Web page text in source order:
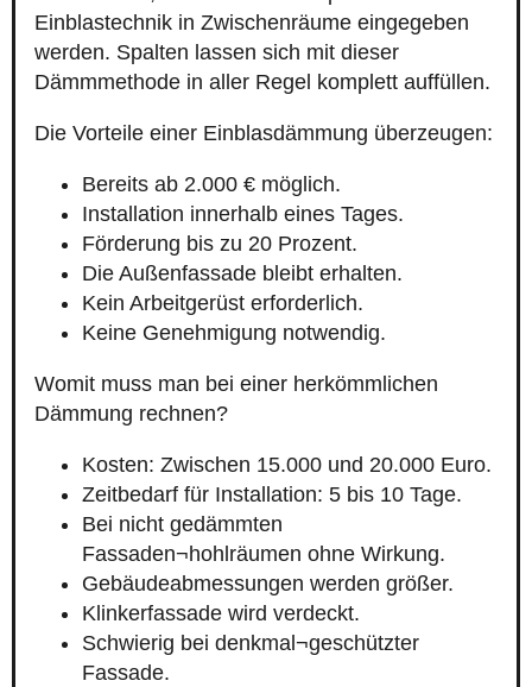
Einblastechnik in Zwischenräume eingegeben
werden. Spalten lassen sich mit dieser
Dämmmethode in aller Regel komplett auffüllen.
Die Vorteile einer Einblasdämmung überzeugen:
Bereits ab 2.000 € möglich.
Installation innerhalb eines Tages.
Förderung bis zu 20 Prozent.
Die Außenfassade bleibt erhalten.
Kein Arbeitgerüst erforderlich.
Keine Genehmigung notwendig.
Womit muss man bei einer herkömmlichen
Dämmung rechnen?
Kosten: Zwischen 15.000 und 20.000 Euro.
Zeitbedarf für Installation: 5 bis 10 Tage.
Bei nicht gedämmten
Fassaden¬hohlräumen ohne Wirkung.
Gebäudeabmessungen werden größer.
Klinkerfassade wird verdeckt.
Schwierig bei denkmal¬geschützter
Fassade.